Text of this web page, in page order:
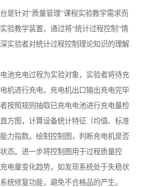
是针对“质量管理”课程实验教学需求而
验教学装置，通过将“统计过程控制”情
实验者对统计过程控制理论知识的理解
池充电过程为实验对象，实验者将待充
机进行充电，充电机出口输出充电完毕
按照规则抽取已充电电池进行充电量检
方图，计算设备统计特征（均值、标准
力指数。绘制控制图，判断充电机是否
态。进一步将控制图用于过程质量控
电量变化趋势，如发现系统处于失稳状
统修复功能，避免不合格品的产生。